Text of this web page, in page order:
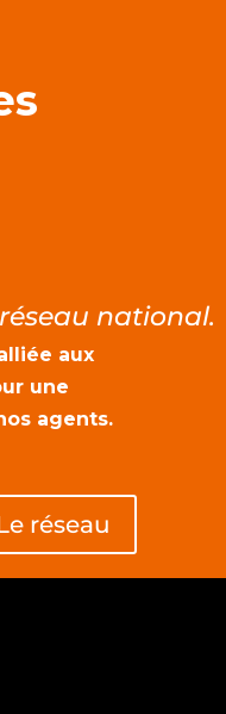
réseau national.
aux
une
agents.
réseau